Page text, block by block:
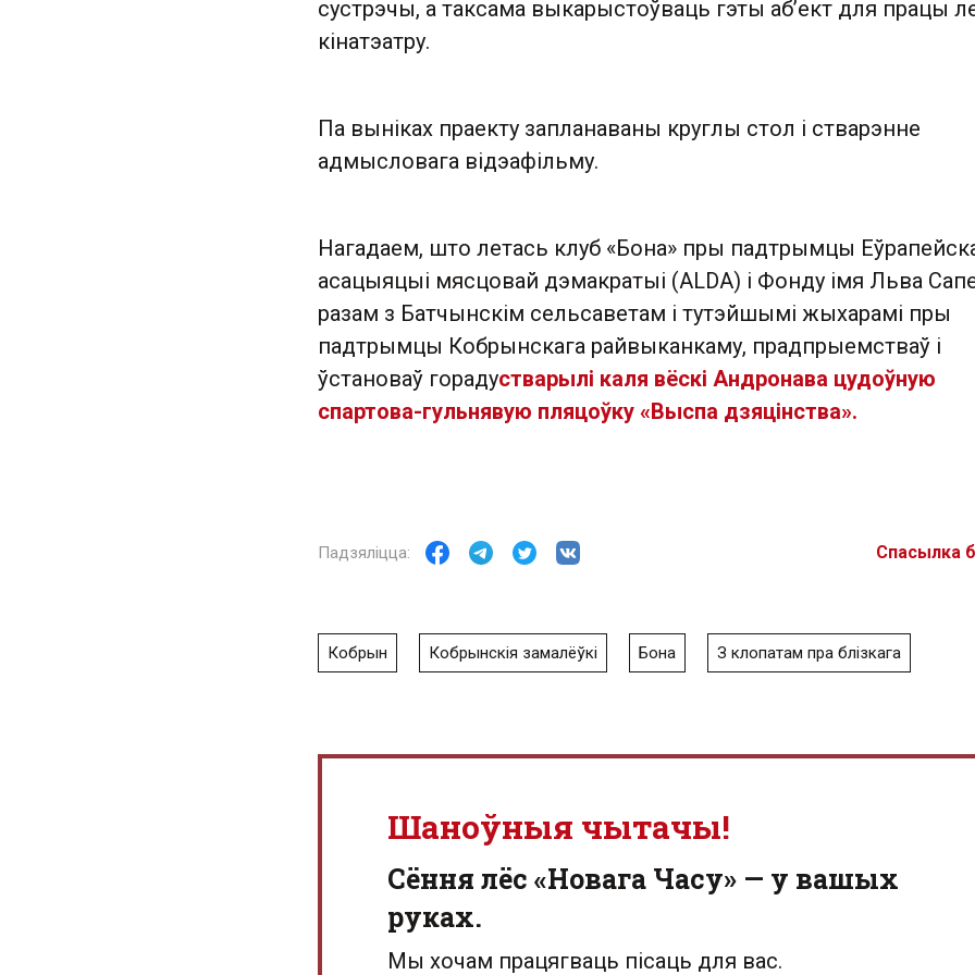
сустрэчы, а таксама выкарыстоўваць гэты аб’ект для працы
кінатэатру.
Па выніках праекту запланаваны круглы стол і стварэнне
адмысловага відэафільму.
Нагадаем, што летась клуб «Бона» пры падтрымцы
асацыяцыі мясцовай дэмакратыі (ALDA) і Фонду імя Льва
разам з Батчынскім сельсаветам і тутэйшымі жыхарамі пры
падтрымцы Кобрынскага райвыканкаму, прадпрыемстваў і
ўстановаў горадустварылі каля вёскі Андронава цудоўную
спартова-гульнявую пляцоўку «Выспа дзяцінства».
Спасылка
Кобрын Кобрынскія замалёўкі Бона З клопатам пра блізкага
Шаноўныя чытачы!
Сёння лёс «Новага Часу» — у вашых
руках.
Мы хочам працягваць пісаць для вас.